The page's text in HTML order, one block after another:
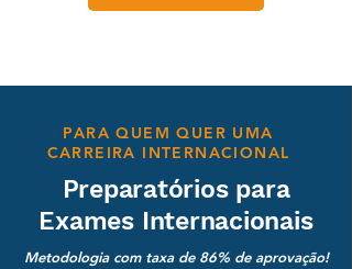
PARA QUEM QUER UMA
CARREIRA INTERNACIONAL
Preparatórios para
Exames Internacionais
Metodologia com taxa de 86%de aprovação!